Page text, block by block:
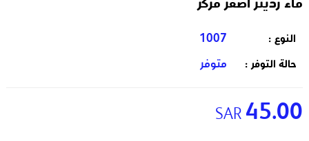
النوع : 1007
حالة التوفر : متوفر
45.00
SAR